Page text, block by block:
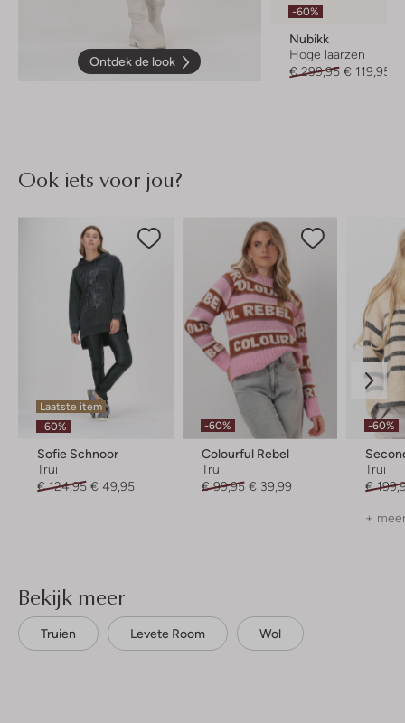
Ontdek de look
-60%
Nubikk
Hoge laarzen
€ 299,95 € 119,95
Ook iets voor jou?
Laatste item
-60%
Sofie Schnoor
Trui
€ 124,95 € 49,95
-60%
Colourful Rebel
Trui
€ 99,95 € 39,99
-60%
Trui
€
+
Bekijk meer
Truien Levete Room Wol